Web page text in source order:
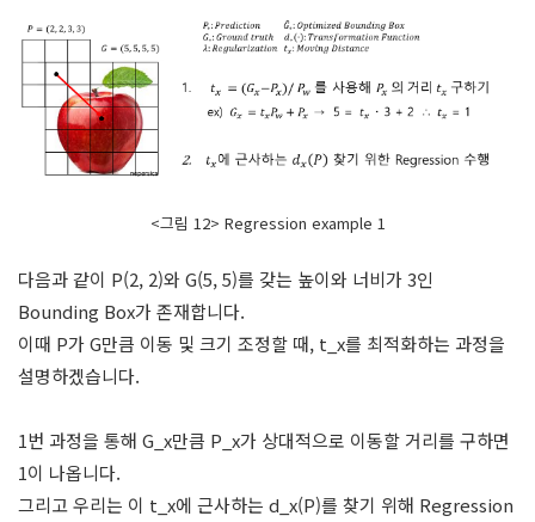
<그림 12> Regression example 1
다음과 같이 P(2, 2)와 G(5, 5)를 갖는 높이와 너비가 3인
Bounding Box가 존재합니다.
이때 P가 G만큼 이동 및 크기 조정할 때, t_x를 최적화하는 과정을
설명하겠습니다.
1번 과정을 통해 G_x만큼 P_x가 상대적으로 이동할 거리를 구하면
1이 나옵니다.
그리고 우리는 이 t_x에 근사하는 d_x(P)를 찾기 위해 Regression